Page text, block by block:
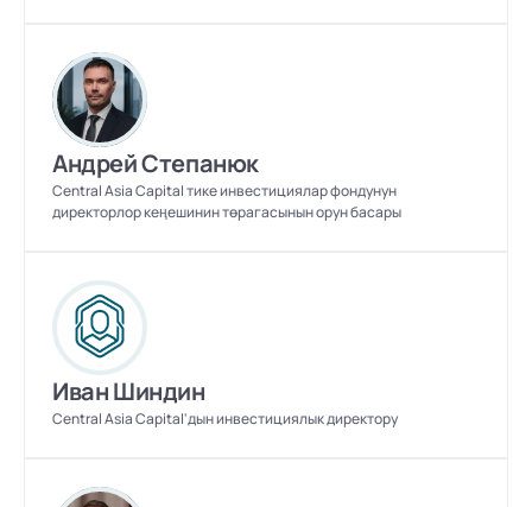
Андрей Степанюк
Central Asia Capital тике инвестициялар фондунун
директорлор кеңешинин төрагасынын орун басары
Иван Шиндин
Central Asia Capital'дын инвестициялык директору